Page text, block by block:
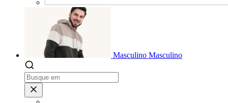
Masculino Masculino